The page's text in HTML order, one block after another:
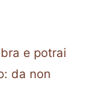
e potrai
da non